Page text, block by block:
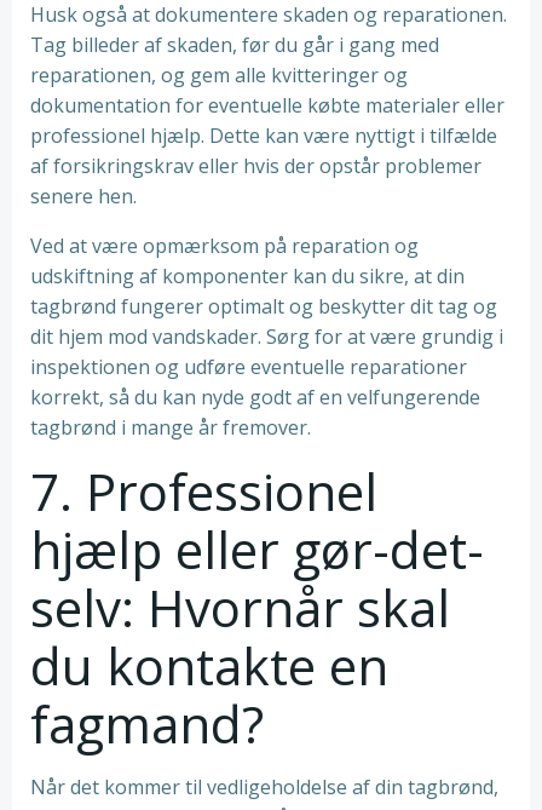
Husk også at dokumentere skaden og reparationen.
Tag billeder af skaden, før du går i gang med
reparationen, og gem alle kvitteringer og
dokumentation for eventuelle købte materialer eller
professionel hjælp. Dette kan være nyttigt i tilfælde
af forsikringskrav eller hvis der opstår problemer
senere hen.
Ved at være opmærksom på reparation og
udskiftning af komponenter kan du sikre, at din
tagbrønd fungerer optimalt og beskytter dit tag og
dit hjem mod vandskader. Sørg for at være grundig i
inspektionen og udføre eventuelle reparationer
korrekt, så du kan nyde godt af en velfungerende
tagbrønd i mange år fremover.
7. Professionel
hjælp eller gør-det-
selv: Hvornår skal
du kontakte en
fagmand?
Når det kommer til vedligeholdelse af din tagbrønd,